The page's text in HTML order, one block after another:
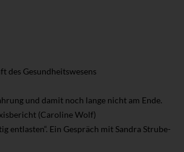
des Gesundheitswesens
und damit noch lange nicht am Ende.
(Caroline Wolf)
entlasten“. Ein Gespräch mit Sandra Strube-